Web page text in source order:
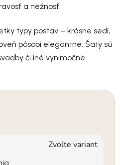
a nežnosť.
typy postáv – krásne sedí,
pôsobí elegantne. Šaty sú
či iné výnimočné
Zvoľte variant